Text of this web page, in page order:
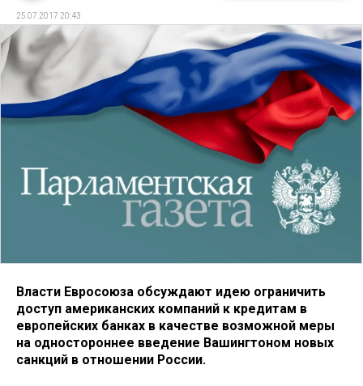
25.07.2017 20:43
Власти Евросоюза обсуждают идею ограничить
доступ американских компаний к кредитам в
европейских банках в качестве возможной меры
на одностороннее введение Вашингтоном новых
санкций в отношении России.